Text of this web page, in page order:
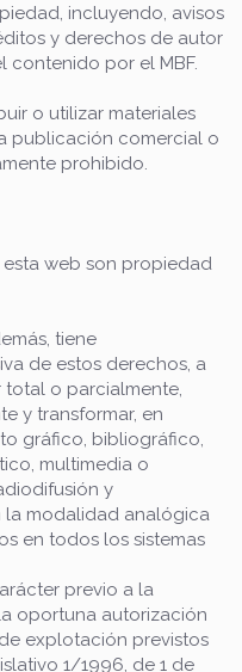
incluyendo, avisos
y derechos de autor
contenido por el MBF.
o utilizar materiales
publicación comercial o
prohibido.
esta web son propiedad
tiene
de estos derechos, a
o parcialmente,
y transformar, en
gráfico, bibliográfico,
multimedia o
y
la modalidad analógica
en todos los sistemas
previo a la
oportuna autorización
explotación previstos
1/1996, de 1 de